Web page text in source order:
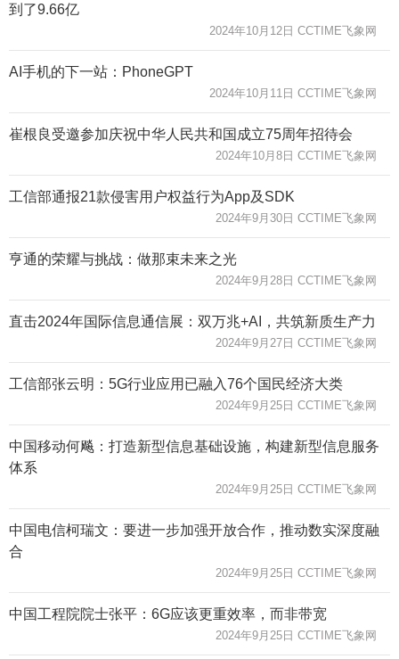
到了9.66亿
2024年10月12日 CCTIME飞象网
AI手机的下一站：PhoneGPT
2024年10月11日 CCTIME飞象网
崔根良受邀参加庆祝中华人民共和国成立75周年招待会
2024年10月8日 CCTIME飞象网
工信部通报21款侵害用户权益行为App及SDK
2024年9月30日 CCTIME飞象网
亨通的荣耀与挑战：做那束未来之光
2024年9月28日 CCTIME飞象网
直击2024年国际信息通信展：双万兆+AI，共筑新质生产力
2024年9月27日 CCTIME飞象网
工信部张云明：5G行业应用已融入76个国民经济大类
2024年9月25日 CCTIME飞象网
中国移动何飚：打造新型信息基础设施，构建新型信息服务
体系
2024年9月25日 CCTIME飞象网
中国电信柯瑞文：要进一步加强开放合作，推动数实深度融
合
2024年9月25日 CCTIME飞象网
中国工程院院士张平：6G应该更重效率，而非带宽
2024年9月25日 CCTIME飞象网